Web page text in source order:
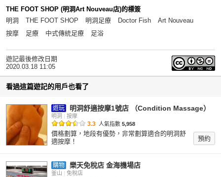
THE FOOT SHOP (明洞Art Nouveau店)的標簽
明洞
THE FOOT SHOP 明洞足療 Doctor Fish
Art Nouveau
按摩
足療 中式傳統足療 足浴
遊記最後修改日期
2020.03.18 11:05
看過這篇遊記的用戶也看了
遊玩 明洞舒適按摩1號店 （Condition Massage）
明洞 按摩
3.3 人氣指數 5,958
價格劃算，地段有優勢，非常劃算適合的明洞舒
適按摩！
預約
購物 樂天免稅店 金海機場店
釜山 免稅店